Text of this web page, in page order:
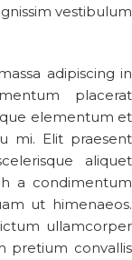
vestibulum
adipiscing in
placerat
elementum et
mi. Elit praesent
aliquet
a condimentum
ut himenaeos.
ullamcorper
pretium convallis